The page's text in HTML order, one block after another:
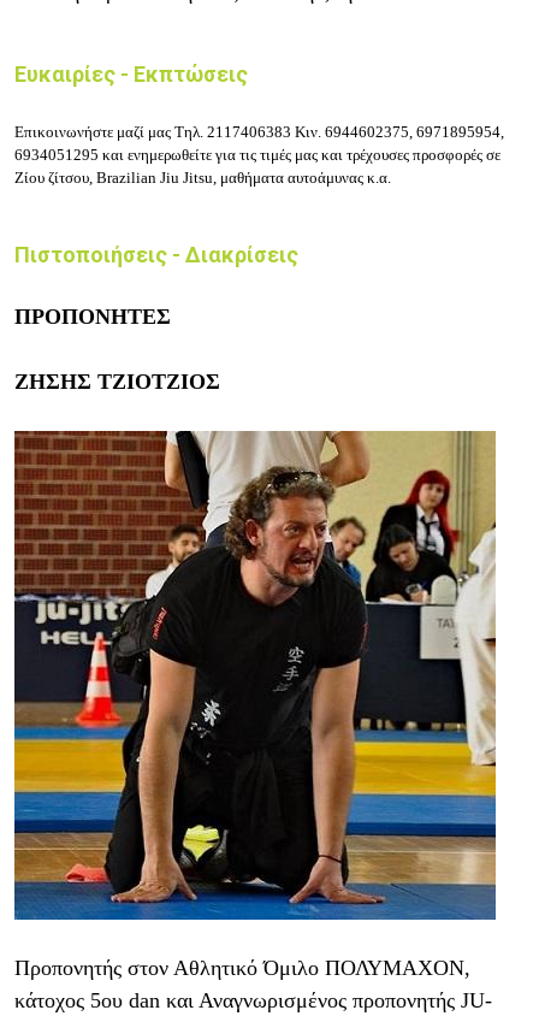
Ευκαιρίες - Εκπτώσεις
Επικοινωνήστε μαζί μας Τηλ. 2117406383 Κιν. 6944602375, 6971895954,
6934051295 και ενημερωθείτε για τις τιμές μας και τρέχουσες προσφορές σε
Ζίου ζίτσου, Brazilian Jiu Jitsu, μαθήματα αυτοάμυνας κ.α.
Πιστοποιήσεις - Διακρίσεις
ΠΡΟΠΟΝΗΤΕΣ
ΖΗΣΗΣ ΤΖΙΟΤΖΙΟΣ
Προπονητής στον Αθλητικό Όμιλο ΠΟΛΥΜΑΧΟΝ,
κάτοχος 5ου dan και Αναγνωρισμένος προπονητής JU-